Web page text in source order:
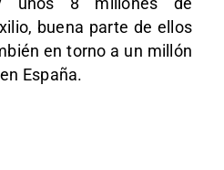
buena parte de ellos
en torno a un millón
España.